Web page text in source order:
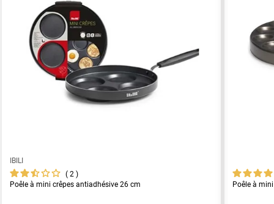
IBILI
2
Poêle à mini crêpes antiadhésive 26 cm
Poêle à